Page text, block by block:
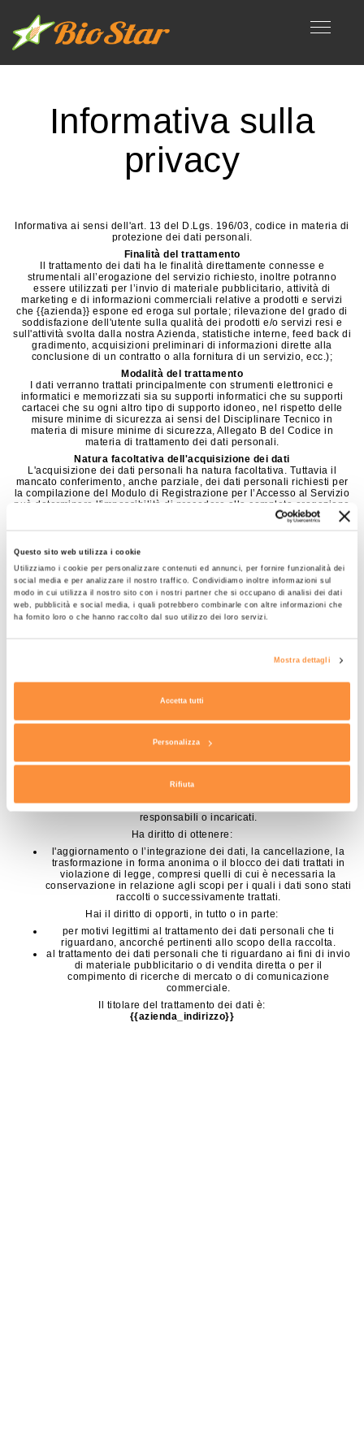
Questo sito web utilizza i cookie
Utilizziamo i cookie per personalizzare contenuti ed annunci, per fornire funzionalità dei
social media e per analizzare il nostro traffico. Condividiamo inoltre informazioni sul
modo in cui utilizza il nostro sito con i nostri partner che si occupano di analisi dei dati
web, pubblicità e social media, i quali potrebbero combinarle con altre informazioni che
ha fornito loro o che hanno raccolto dal suo utilizzo dei loro servizi.
Mostra dettagli
Accetta tutti
Personalizza
Rifiuta
Informativa sulla
privacy
Informativa ai sensi dell'art. 13 del D.Lgs. 196/03, codice in materia di
protezione dei dati personali.
Finalità del trattamento
Il trattamento dei dati ha le finalità direttamente connesse e
strumentali all’erogazione del servizio richiesto, inoltre potranno
essere utilizzati per l’invio di materiale pubblicitario, attività di
marketing e di informazioni commerciali relative a prodotti e servizi
che {{azienda}} espone ed eroga sul portale; rilevazione del grado di
soddisfazione dell'utente sulla qualità dei prodotti e/o servizi resi e
sull'attività svolta dalla nostra Azienda, statistiche interne, feed back di
gradimento, acquisizioni preliminari di informazioni dirette alla
conclusione di un contratto o alla fornitura di un servizio, ecc.);
Modalità del trattamento
I dati verranno trattati principalmente con strumenti elettronici e
informatici e memorizzati sia su supporti informatici che su supporti
cartacei che su ogni altro tipo di supporto idoneo, nel rispetto delle
misure minime di sicurezza ai sensi del Disciplinare Tecnico in
materia di misure minime di sicurezza, Allegato B del Codice in
materia di trattamento dei dati personali.
Natura facoltativa dell'acquisizione dei dati
L'acquisizione dei dati personali ha natura facoltativa. Tuttavia il
mancato conferimento, anche parziale, dei dati personali richiesti per
la compilazione del Modulo di Registrazione per l’Accesso al Servizio
può determinare l'impossibilità di procedere alla completa erogazione
che svolga le funzioni di responsabile e incaricato del trattamento; il
personale è stato debitamente istruito in materia di sicurezza e
protezione dei dati personali; Resta in ogni caso fermo il divieto di
comunicare o diffondere i dati personali a soggetti non necessari per
l'espletamento dei servizi.
Diritti dell'interessato
anche se non ancora registrati, e la loro comunicazione in forma
Ha diritto di ottenere l'indicazione:
delle finalità e modalità del trattamento.
della logica applicata in caso di trattamento effettuato con
l’ausilio di strumenti elettronici.
degli estremi identificativi del titolare e dei responsabili del
dei soggetti o delle categorie di soggetti ai quali i dati possono
qualità di rappresentante designato nel territorio dello Stato, di
responsabili o incaricati.
Ha diritto di ottenere:
l'aggiornamento o l’integrazione dei dati, la cancellazione, la
trasformazione in forma anonima o il blocco dei dati trattati in
violazione di legge, compresi quelli di cui è necessaria la
conservazione in relazione agli scopi per i quali i dati sono stati
raccolti o successivamente trattati.
Hai il diritto di opporti, in tutto o in parte:
per motivi legittimi al trattamento dei dati personali che ti
riguardano, ancorché pertinenti allo scopo della raccolta.
al trattamento dei dati personali che ti riguardano ai fini di invio
di materiale pubblicitario o di vendita diretta o per il
compimento di ricerche di mercato o di comunicazione
commerciale.
Il titolare del trattamento dei dati è:
{{azienda_indirizzo}}